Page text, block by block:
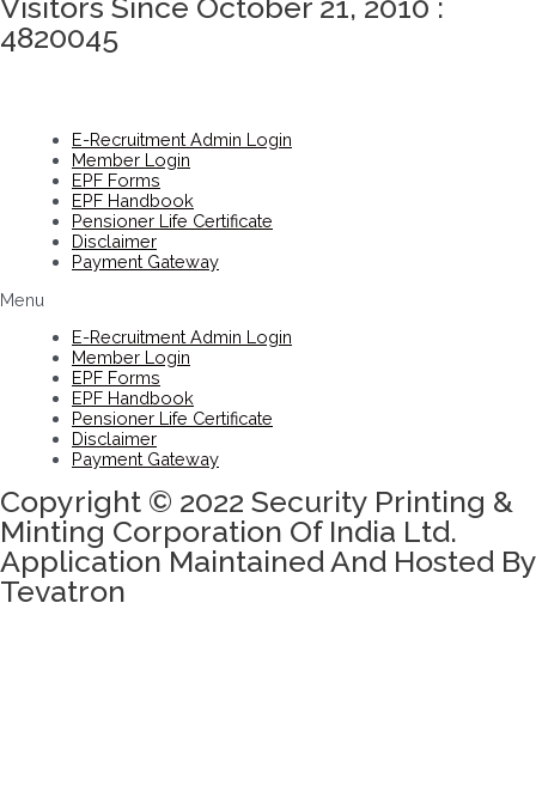
4820045
E-Recruitment Admin Login
Member Login
EPF Forms
EPF Handbook
Pensioner Life Certificate
Disclaimer
Payment Gateway
Menu
E-Recruitment Admin Login
Member Login
EPF Forms
EPF Handbook
Pensioner Life Certificate
Disclaimer
Payment Gateway
Copyright © 2022 Security Printing &
Minting Corporation Of India Ltd.
Application Maintained And Hosted By
Tevatron